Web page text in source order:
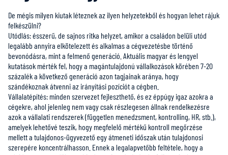
De mégis milyen kiutak léteznek az ilyen helyzetekből és hogyan lehet rájuk
felkészülni?
Utódlás: ésszerű, de sajnos ritka helyzet, amikor a családon belüli utód
legalább annyira elkötelezett és alkalmas a cégvezetésbe történő
bevonódásra, mint a felmenő generáció. Aktuális magyar és lengyel
kutatások mérték fel, hogy a magántulajdonú vállalkozások körében 7-20
százalék a következő generáció azon tagjainak aránya, hogy
szándékoznak átvenni az irányítási pozíciót a cégben.
Vállalatépítés: minden szervezet fejleszthető, és ez éppúgy igaz azokra a
cégekre, ahol jelenleg nem vagy csak részlegesen állnak rendelkezésre
azok a vállalati rendszerek (független menedzsment, kontrolling, HR, stb.),
amelyek lehetővé teszik, hogy megfelelő mértékű kontroll megőrzése
mellett a tulajdonos-ügyvezető egy átmeneti időszak után tulajdonosi
szerepére koncentrálhasson. Ennek a legalapvetőbb feltétele, hogy a